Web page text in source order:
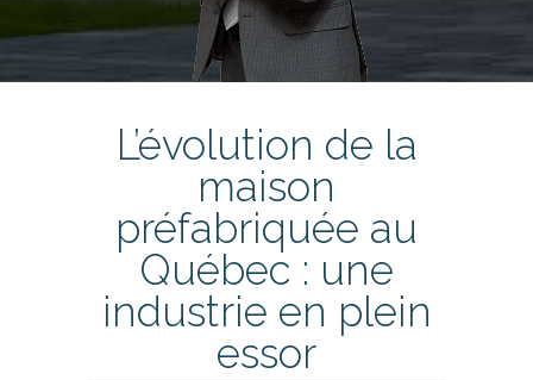
L’évolution de la
maison
préfabriquée au
Québec : une
industrie en plein
essor